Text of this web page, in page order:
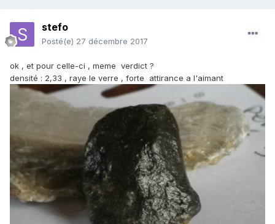
stefo
Posté(e) 27 décembre 2017
ok , et pour celle-ci , meme verdict ?
densité : 2,33 , raye le verre , forte attirance a l'aimant